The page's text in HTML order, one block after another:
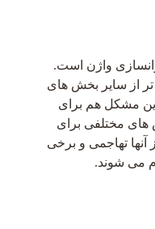
واژن است.
از سایر بخش های
مشکل هم برای
های مختلفی برای
تهاجمی و برخی
می شوند.